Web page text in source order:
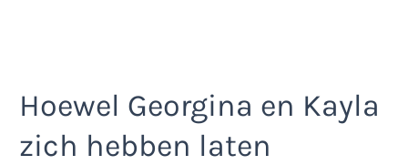
Hoewel Georgina en Kayla
zich hebben laten